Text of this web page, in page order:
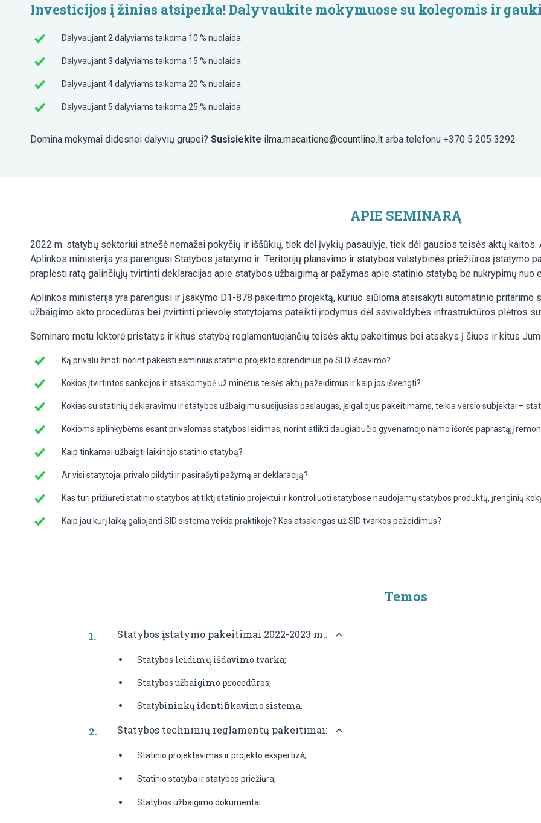
Investicijos į žinias atsiperka! Dalyvaukite mokymuose su kolegomis ir
Dalyvaujant 2 dalyviams taikoma 10 % nuolaida
Dalyvaujant 3 dalyviams taikoma 15 % nuolaida
Dalyvaujant 4 dalyviams taikoma 20 % nuolaida
Dalyvaujant 5 dalyviams taikoma 25 % nuolaida
Domina mokymai didesnei dalyvių grupei? Susisiekite ilma.macaitiene@countline.lt arba telefonu +370 5 205 3292
APIE SEMINARĄ
2022 m. statybų sektoriui atnešė nemažai pokyčių ir iššūkių, tiek dėl įvykių pasaulyje, tiek dėl gausios teisės aktų
Aplinkos ministerija yra parengusi Statybos įstatymo ir Teritorijų planavimo ir statybos valstybinės priežiūros įstatymo
praplėsti ratą galinčiųjų tvirtinti deklaracijas apie statybos užbaigimą ar pažymas apie statinio statybą be nukrypimų nuo
Aplinkos ministerija yra parengusi ir įsakymo D1-878 pakeitimo projektą, kuriuo siūloma atsisakyti automatinio pritarimo
užbaigimo akto procedūras bei įtvirtinti prievolę statytojams pateikti įrodymus dėl savivaldybės infrastruktūros plėtros
Seminaro metu lektorė pristatys ir kitus statybą reglamentuojančių teisės aktų pakeitimus bei atsakys į šiuos ir kitus
Ką privalu žinoti norint pakeisti esminius statinio projekto sprendinius po SLD išdavimo?
Kokios įtvirtintos sankcijos ir atsakomybė už minėtus teisės aktų pažeidimus ir kaip jos išvengti?
Kokias su statinių deklaravimu ir statybos užbaigimu susijusias paslaugas, įsigaliojus pakeitimams, teikia verslo subjektai –
Kokioms aplinkybėms esant privalomas statybos leidimas, norint atlikti daugiabučio gyvenamojo namo išorės paprastąjį
Kaip tinkamai užbaigti laikinojo statinio statybą?
Ar visi statytojai privalo pildyti ir pasirašyti pažymą ar deklaraciją?
Kas turi prižiūrėti statinio statybos atitiktį statinio projektui ir kontroliuoti statybose naudojamų statybos produktų, įrenginių
Kaip jau kurį laiką galiojanti SID sistema veikia praktikoje? Kas atsakingas už SID tvarkos pažeidimus?
Temos
Statybos įstatymo pakeitimai 2022-2023 m.:
Statybos leidimų išdavimo tvarka;
Statybos užbaigimo procedūros;
Statybininkų identifikavimo sistema.
Statybos techninių reglamentų pakeitimai:
Statinio projektavimas ir projekto ekspertizė;
Statinio statyba ir statybos priežiūra;
Statybos užbaigimo dokumentai.